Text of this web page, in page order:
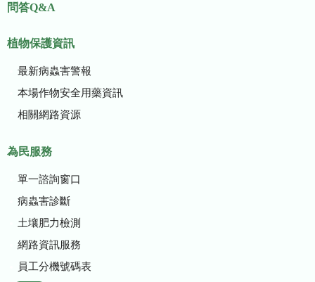
問答Q&A
植物保護資訊
最新病蟲害警報
本場作物安全用藥資訊
相關網路資源
為民服務
單一諮詢窗口
病蟲害診斷
土壤肥力檢測
網路資訊服務
員工分機號碼表